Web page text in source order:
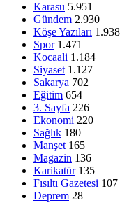
Karasu 5.951
Gündem 2.930
Köşe Yazıları 1.938
Spor 1.471
Kocaali 1.184
Siyaset 1.127
Sakarya 702
Eğitim 654
3. Sayfa 226
Ekonomi 220
Sağlık 180
Manşet 165
Magazin 136
Karikatür 135
Fısıltı Gazetesi 107
Deprem 28